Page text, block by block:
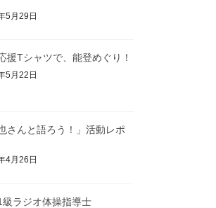
5月29日
援Tシャツで、能登めぐり！
5月22日
さんと語ろう！」活動レポ
4月26日
級ラジオ体操指導士